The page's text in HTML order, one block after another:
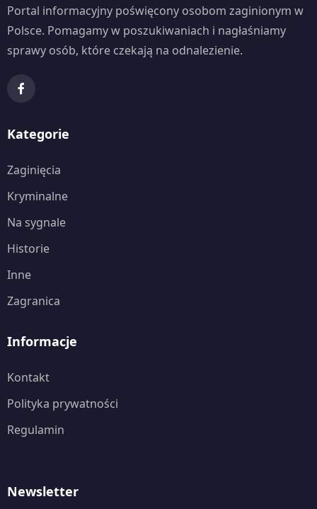
Portal informacyjny poświęcony osobom zaginionym w
Polsce. Pomagamy w poszukiwaniach i nagłaśniamy
sprawy osób, które czekają na odnalezienie.
Kategorie
Zaginięcia
Kryminalne
Na sygnale
Historie
Inne
Zagranica
Informacje
Kontakt
Polityka prywatności
Regulamin
Newsletter